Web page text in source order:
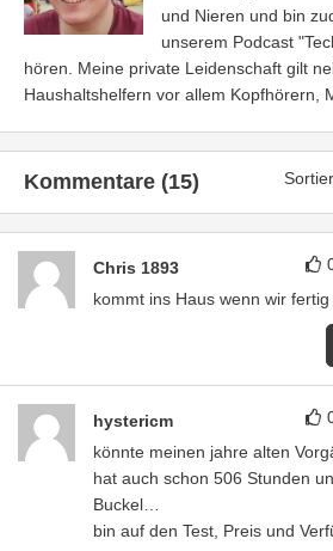
und Nieren und bin
unserem Podcast
hören. Meine private Leidenschaft gilt
Haushaltshelfern vor allem Kopfhörern,
Kommentare (15)
Chris 1893
kommt ins Haus wenn wir
hystericm
könnte meinen jahre alten
hat auch schon 506 Stunden
Buckel…
bin auf den Test, Preis und